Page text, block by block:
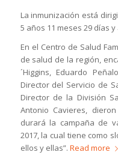
La inmunización está
5 años 11 meses 29 días
En el Centro de Salud
de salud de la región,
´Higgins, Eduardo
Director del Servicio de
Director de la División
Antonio Cavieres,
durará la campaña de
2017, la cual tiene como
ellos y ellas”. Read more